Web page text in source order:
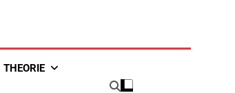
THEORIE